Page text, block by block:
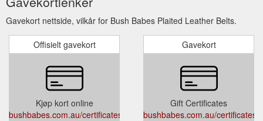
Gavekort nettside, vilkår for Bush Babes Plaited Leather Belts.
Offisielt gavekort
Kjøp kort online
bushbabes.com.au/certificates.php
Gavekort
Gift Certificates
bushbabes.com.au/